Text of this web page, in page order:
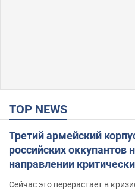
TOP NEWS
Третий армейский
российских оккупантов
направлении
удалось
Сейчас это перерастает в